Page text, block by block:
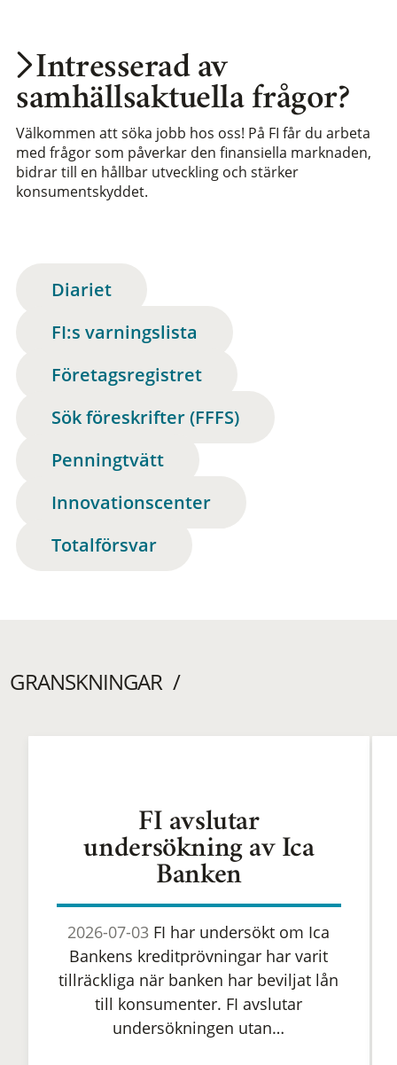
Intresserad av
samhällsaktuella frågor?
Välkommen att söka jobb hos oss! På FI får du arbeta
med frågor som påverkar den finansiella marknaden,
bidrar till en hållbar utveckling och stärker
konsumentskyddet.
Diariet
FI:s varningslista
Företagsregistret
Sök föreskrifter (FFFS)
Penningtvätt
Innovationscenter
Totalförsvar
GRANSKNINGAR
FI avslutar
undersökning av Ica
Banken
2026-07-03 FI har undersökt om Ica
Bankens kreditprövningar har varit
tillräckliga när banken har beviljat lån
till konsumenter. FI avslutar
undersökningen utan…